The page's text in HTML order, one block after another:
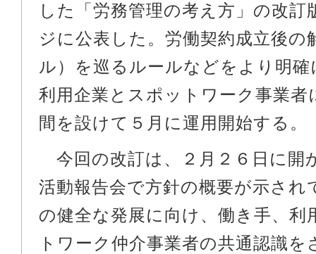
した「労務管理の考え方」の改訂
ジに公表した。労働契約成立後の
ル）を巡るルールなどをより明
利用企業とスポットワーク事業者
間を設けて５月に運用開始する。
今回の改訂は、２月２６日に開
活動報告会で方針の概要が示され
の健全な発展に向け、働き手、利
トワーク仲介事業者の共通認識